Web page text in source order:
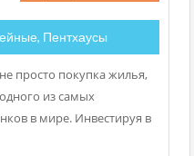
Пентхаусы
просто покупка жилья,
из самых
в мире. Инвестируя в